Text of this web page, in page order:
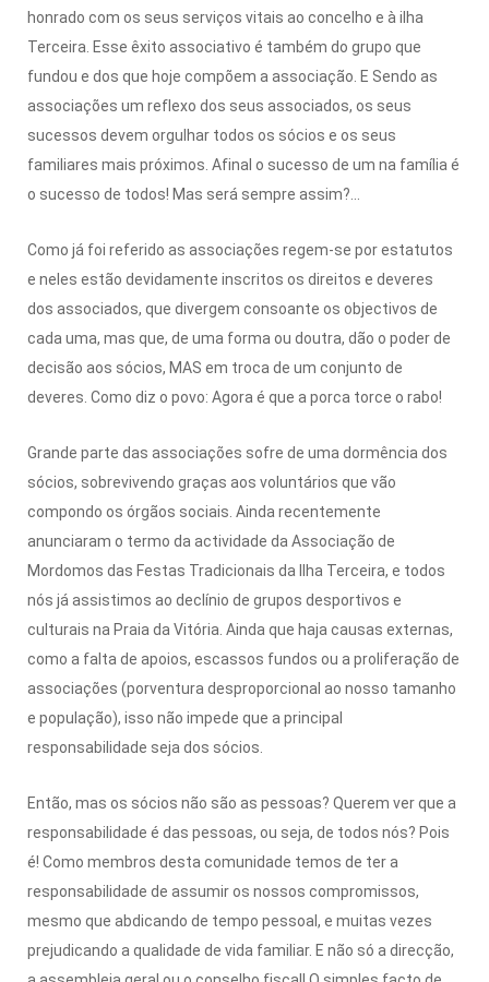
honrado com os seus serviços vitais ao concelho e à ilha
Terceira. Esse êxito associativo é também do grupo que
fundou e dos que hoje compõem a associação. E Sendo as
associações um reflexo dos seus associados, os seus
sucessos devem orgulhar todos os sócios e os seus
familiares mais próximos. Afinal o sucesso de um na família é
o sucesso de todos! Mas será sempre assim?...
Como já foi referido as associações regem-se por estatutos
e neles estão devidamente inscritos os direitos e deveres
dos associados, que divergem consoante os objectivos de
cada uma, mas que, de uma forma ou doutra, dão o poder de
decisão aos sócios, MAS em troca de um conjunto de
deveres. Como diz o povo: Agora é que a porca torce o rabo!
Grande parte das associações sofre de uma dormência dos
sócios, sobrevivendo graças aos voluntários que vão
compondo os órgãos sociais. Ainda recentemente
anunciaram o termo da actividade da Associação de
Mordomos das Festas Tradicionais da Ilha Terceira, e todos
nós já assistimos ao declínio de grupos desportivos e
culturais na Praia da Vitória. Ainda que haja causas externas,
como a falta de apoios, escassos fundos ou a proliferação de
associações (porventura desproporcional ao nosso tamanho
e população), isso não impede que a principal
responsabilidade seja dos sócios.
Então, mas os sócios não são as pessoas? Querem ver que a
responsabilidade é das pessoas, ou seja, de todos nós? Pois
é! Como membros desta comunidade temos de ter a
responsabilidade de assumir os nossos compromissos,
mesmo que abdicando de tempo pessoal, e muitas vezes
prejudicando a qualidade de vida familiar. E não só a direcção,